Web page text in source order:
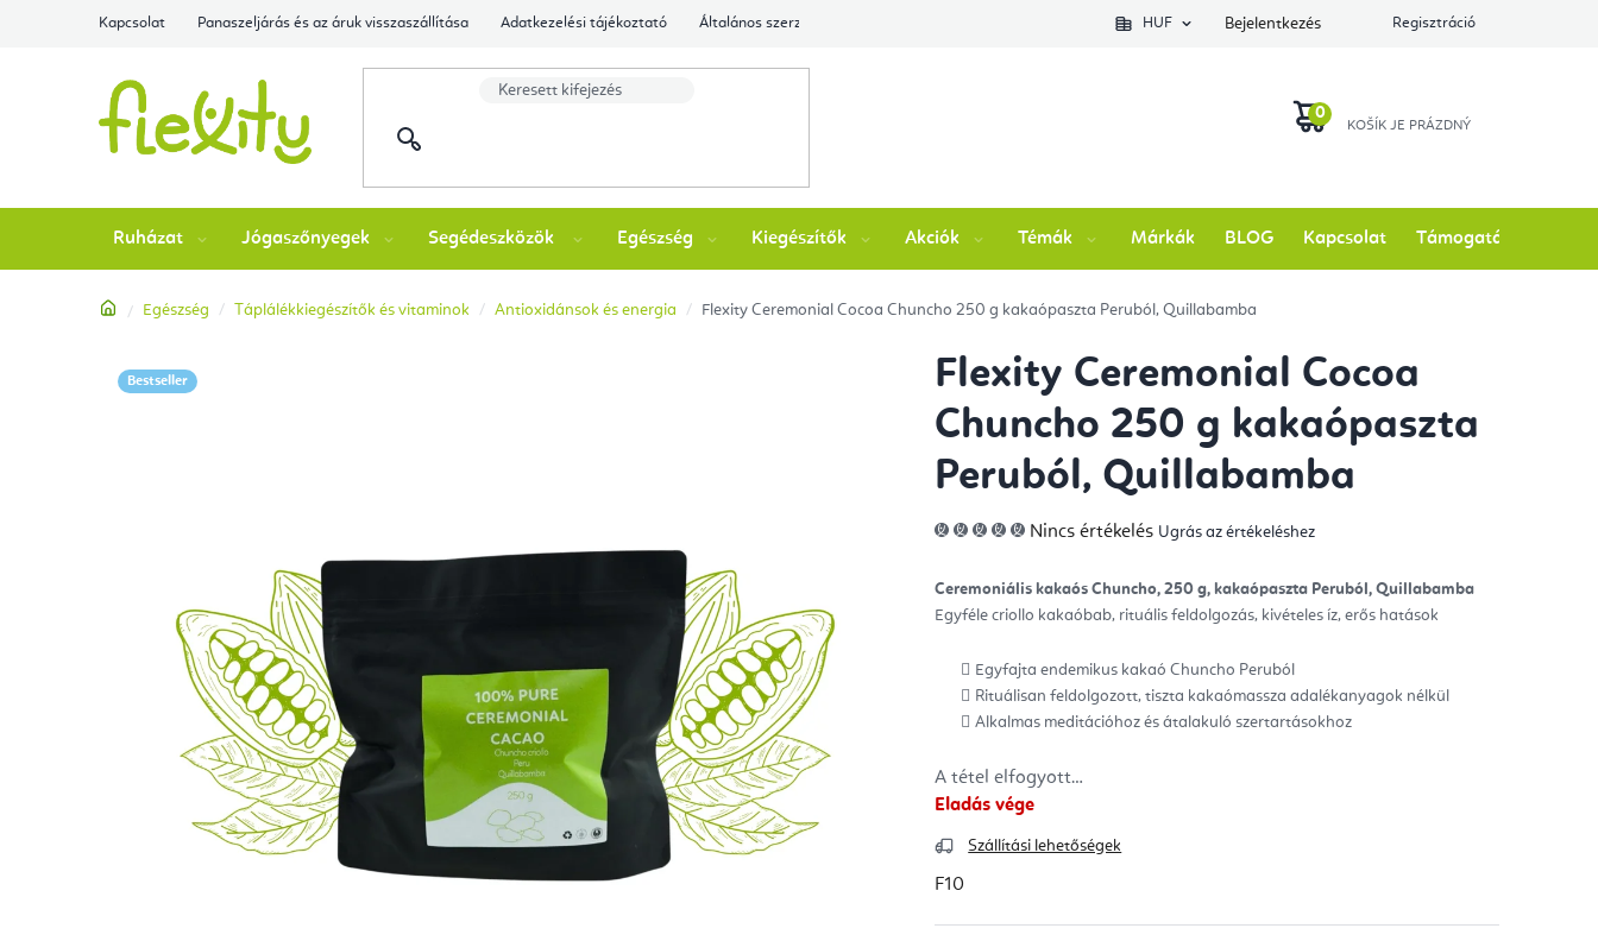
Kapcsolat Panaszeljárás és az áruk visszaszállítása Adatkezelési tájékoztató Általános szerződési feltételek Ellenőrizze a rendelés állapotátHUF Bejelentkezés Regisztráció
Ruházat Jógaszőnyegek Segédeszközök Egészség Kiegészítők Akciók Témák Márkák BLOG Kapcsolat Támogatás
Kezdőlap
Egészség Táplálékkiegészítők és vitaminok Antioxidánsok és energia Flexity Ceremonial Cocoa Chuncho 250 g kakaópaszta Peruból, Quillabamba
Flexity Ceremonial Cocoa
Chuncho 250 g kakaópaszta
Peruból, Quillabamba
A
termék
5-
ből
0,0
csillag.
Nincs értékelés Ugrás az értékeléshez
Ceremoniális kakaós Chuncho, 250 g, kakaópaszta Peruból, Quillabamba
Egyféle criollo kakaóbab, rituális feldolgozás, kivételes íz, erős hatások
Egyfajta endemikus kakaó Chuncho Peruból
Rituálisan feldolgozott, tiszta kakaómassza adalékanyagok nélkül
Alkalmas meditációhoz és átalakuló szertartásokhoz
A tétel elfogyott…
Eladás vége
Szállítási lehetőségek
F10
Bestseller